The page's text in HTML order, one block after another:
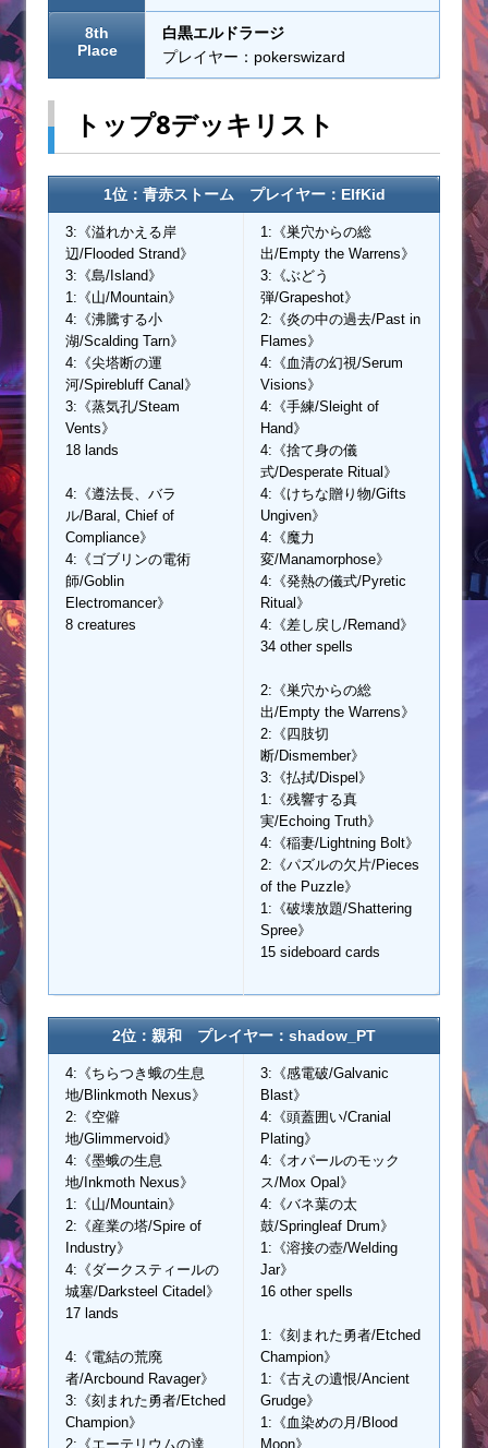
8th
Place
白黒エルドラージ
プレイヤー：pokerswizard
トップ8デッキリスト
1位：青赤ストーム プレイヤー： ElfKid
3:《溢れかえる岸
辺/Flooded Strand》
3:《島/Island》
1:《山/Mountain》
4:《沸騰する小
湖/Scalding Tarn》
4:《尖塔断の運
河/Spirebluff Canal》
3:《蒸気孔/Steam
Vents》
18 lands
4:《遵法長、バラ
ル/Baral, Chief of
Compliance》
4:《ゴブリンの電術
師/Goblin
Electromancer》
8 creatures
1:《巣穴からの総
出/Empty the Warrens》
3:《ぶどう
弾/Grapeshot》
2:《炎の中の過去/Past in
Flames》
4:《血清の幻視/Serum
Visions》
4:《手練/Sleight of
Hand》
4:《捨て身の儀
式/Desperate Ritual》
4:《けちな贈り物/Gifts
Ungiven》
4:《魔力
変/Manamorphose》
4:《発熱の儀式/Pyretic
Ritual》
4:《差し戻し/Remand》
34 other spells
2:《巣穴からの総
出/Empty the Warrens》
2:《四肢切
断/Dismember》
3:《払拭/Dispel》
1:《残響する真
実/Echoing Truth》
4:《稲妻/Lightning Bolt》
2:《パズルの欠片/Pieces
of the Puzzle》
1:《破壊放題/Shattering
Spree》
15 sideboard cards
2位：親和 プレイヤー：shadow_PT
4:《ちらつき蛾の生息
地/Blinkmoth Nexus》
2:《空僻
地/Glimmervoid》
4:《墨蛾の生息
地/Inkmoth Nexus》
1:《山/Mountain》
2:《産業の塔/Spire of
Industry》
4:《ダークスティールの
城塞/Darksteel Citadel》
17 lands
4:《電結の荒廃
者/Arcbound Ravager》
3:《刻まれた勇者/Etched
Champion》
2:《エーテリウムの達
3:《感電破/Galvanic
Blast》
4:《頭蓋囲い/Cranial
Plating》
4:《オパールのモック
ス/Mox Opal》
4:《バネ葉の太
鼓/Springleaf Drum》
1:《溶接の壺/Welding
Jar》
16 other spells
1:《刻まれた勇者/Etched
Champion》
1:《古えの遺恨/Ancient
Grudge》
1:《血染めの月/Blood
Moon》